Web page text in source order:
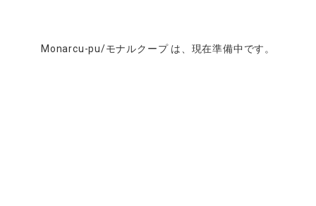
Monarcu-pu/モナルクープ は、現在準備中です。